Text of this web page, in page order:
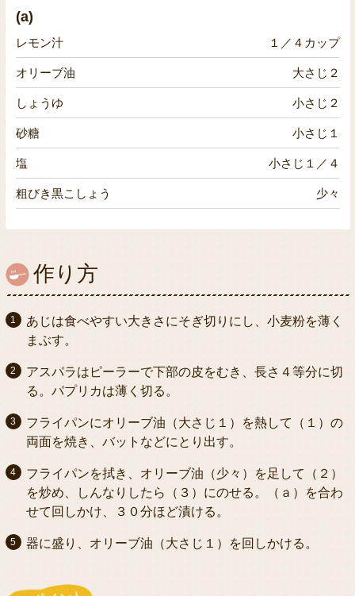
(a)
レモン汁 １／４カップ
オリーブ油 大さじ２
しょうゆ 小さじ２
砂糖 小さじ１
塩 小さじ１／４
粗びき黒こしょう 少々
作り方
あじは食べやすい大きさにそぎ切りにし、小麦粉を薄く
まぶす。
アスパラはピーラーで下部の皮をむき、長さ４等分に切
る。パプリカは薄く切る。
フライパンにオリーブ油（大さじ１）を熱して（１）の
両面を焼き、バットなどにとり出す。
フライパンを拭き、オリーブ油（少々）を足して（２）
を炒め、しんなりしたら（３）にのせる。（ａ）を合わ
せて回しかけ、３０分ほど漬ける。
器に盛り、オリーブ油（大さじ１）を回しかける。